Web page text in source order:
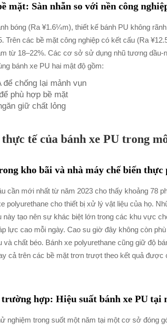
mặt: Sàn nhẵn so với nền công
bóng (Ra ¥1.6¼m), thiết kế bánh PU không
Trên các bề mặt công nghiệp có kết cấu (Ra
từ 18–22%. Các cơ sở sử dụng nhũ tương
bánh xe PU hai mật độ gồm:
để chống lại mảnh vụn
phù hợp bề mặt
giữ chất lỏng
tế của bánh xe PU trong
kho bãi và nhà máy chế biến thực
cần mới nhất từ năm 2023 cho thấy khoảng 78
polyurethane cho thiết bị xử lý vật liệu của họ.
này tạo nên sự khác biệt lớn trong các khu vực
lực cao mỗi ngày. Cao su giờ đây không còn
và chất béo. Bánh xe polyurethane cũng giữ độ
cả trên các bề mặt trơn trượt theo kết quả được
hợp: Hiệu suất bánh xe PU tại
nghiệm trong suốt một năm tại một cơ sở đóng